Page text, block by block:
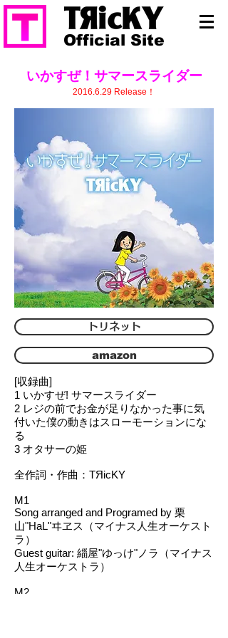
Official Site
いかすぜ！サマースライダー
2016.6.29 Release！
トリネット
amazon
[収録曲]
1 いかすぜ! サマースライダー
2 レジの前でお金が足りなかった事に気
付いた僕の動きはスローモーションにな
る
3 オタサーの姫
全作詞・作曲：TЯicKY
M1
Song arranged and Programed by 栗
山"HaL"ヰヱス（マイナス人生オーケスト
ラ）
Guest guitar: 緇屋"ゆっけ"ノラ（マイナス
人生オーケストラ）
M2